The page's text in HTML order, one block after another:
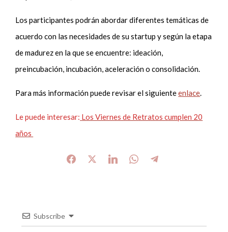
Los participantes podrán abordar diferentes temáticas de
acuerdo con las necesidades de su startup y según la etapa
de madurez en la que se encuentre: ideación,
preincubación, incubación, aceleración o consolidación.
Para más información puede revisar el siguienteenlace.
Le puede interesar: Los Viernes de Retratos cumplen 20
años
Subscribe